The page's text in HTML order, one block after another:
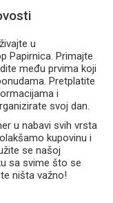
u
Papirnica. Primajte
među prvima koji
Pretplatite
i
svoj dan.
u nabavi svih vrsta
kupovinu i
se našoj
sa svime što se
ništa važno!